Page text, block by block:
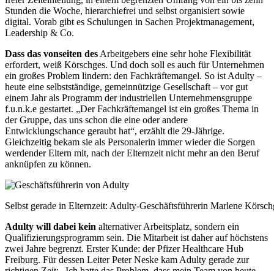
Stunden die Woche, hierarchiefrei und selbst organisiert sowie
digital. Vorab gibt es Schulungen in Sachen Projektmanagement,
Leadership & Co.
Dass das vonseiten des Arbeitgebers eine sehr hohe Flexibilität
erfordert, weiß Körschges. Und doch soll es auch für Unternehmen
ein großes Problem lindern: den Fachkräftemangel. So ist Adulty –
heute eine selbstständige, gemeinnützige Gesellschaft – vor gut
einem Jahr als Programm der industriellen Unternehmensgruppe
f.u.n.k.e gestartet. „Der Fachkräftemangel ist ein großes Thema in
der Gruppe, das uns schon die eine oder andere
Entwicklungschance geraubt hat“, erzählt die 29-Jährige.
Gleichzeitig bekam sie als Personalerin immer wieder die Sorgen
werdender Eltern mit, nach der Elternzeit nicht mehr an den Beruf
anknüpfen zu können.
Selbst gerade in Elternzeit: Adulty-Geschäftsführerin Marlene
Adulty will dabei kein alternativer Arbeitsplatz, sondern ein
Qualifizierungsprogramm sein. Die Mitarbeit ist daher auf höchstens
zwei Jahre begrenzt. Erster Kunde: der Pfizer Healthcare Hub
Freiburg. Für dessen Leiter Peter Neske kam Adulty gerade zur